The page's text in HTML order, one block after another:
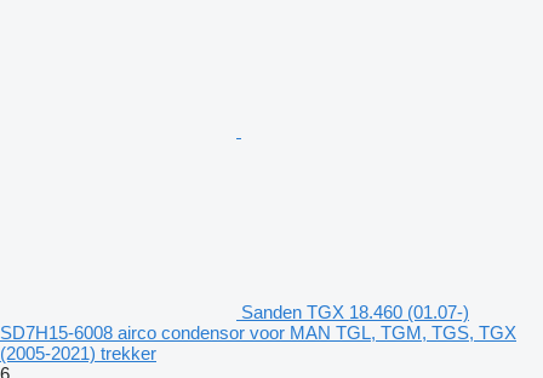
Sanden TGX 18.460 (01.07-)
SD7H15-6008 airco condensor voor MAN TGL, TGM, TGS, TGX
(2005-2021) trekker
6